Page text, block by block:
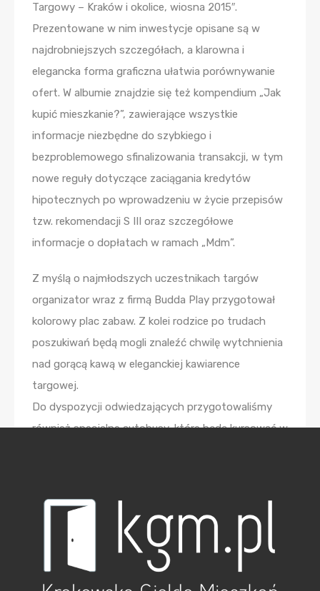
Targowy – Kraków i okolice, wiosna 2015″.
Prezentowane w nim inwestycje opisane są w
najdrobniejszych szczegółach, a klarowna i
elegancka forma graficzna ułatwia porównywanie
ofert. W albumie znajdzie się też kompendium „Jak
kupić mieszkanie?”, zawierające wszystkie
informacje niezbędne do szybkiego i
bezproblemowego sfinalizowania transakcji, w tym
nowe reguły dotyczące zaciągania kredytów
hipotecznych po wprowadzeniu w życie przepisów
tzw. rekomendacji S III oraz szczegółowe
informacje o dopłatach w ramach „Mdm”.
Z myślą o najmłodszych uczestnikach targów
organizator wraz z firmą Budda Play przygotował
kolorowy plac zabaw. Z kolei rodzice po trudach
poszukiwań będą mogli znaleźć chwilę wytchnienia
nad gorącą kawą w eleganckiej kawiarence
targowej.
Do dyspozycji odwiedzających przygotowaliśmy
również specjalne autobusy, które będą kursować w
Wśród Patronów Honorowych targów znajdują się
m.in. Ministerstwo Infrastruktury i Rozwoju, Miasto
Kraków oraz Polski Związek Firm Deweloperskich.